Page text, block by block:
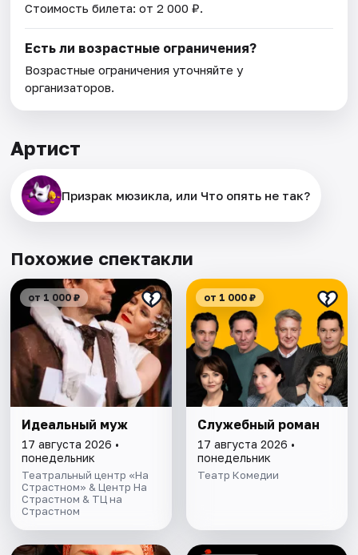
Стоимость билета: от 2 000 ₽.
Есть ли возрастные ограничения?
Возрастные ограничения уточняйте у
организаторов.
Артист
Призрак мюзикла, или Что опять не так?
Похожие спектакли
от 1 000 ₽
Идеальный муж
17 августа 2026 •
понедельник
Театральный центр «На
Страстном» & Центр На
Страстном & ТЦ на
Страстном
от 1 000 ₽
Служебный роман
17 августа 2026 •
понедельник
Театр Комедии